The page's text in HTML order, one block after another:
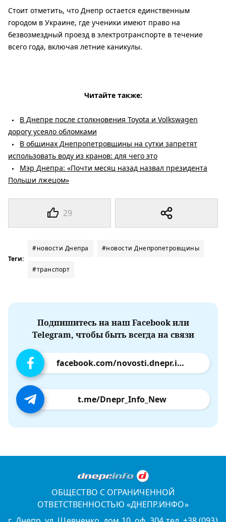
29
Стоит отметить, что Днепр остается единственным
городом в Украине, где ученики имеют право на
безвозмездный проезд в электротранспорте в течение
всего года, включая летние каникулы.
Читайте также:
В Днепре после столкновения Toyota и Volkswagen
дорогу усеяло обломками
В общинах Днепропетровщины на сутки запретят
использовать воду из кранов: для чего это
Мэр Днепра: «Почти месяц назад назвал президента
Польши лжецом»
Теги:
#новости Днепра #новости Днепропетровщины
#транспорт
Подпишитесь на наш Facebook или
Telegram, чтобы быть всегда на связи
facebook.com/novosti.dnepr.info
t.me/Dnepr_Info_New
ОБЩЕСТВО С ОГРАНИЧЕННОЙ
ОТВЕТСТВЕННОСТЬЮ «ДНЕПР.ИНФО»